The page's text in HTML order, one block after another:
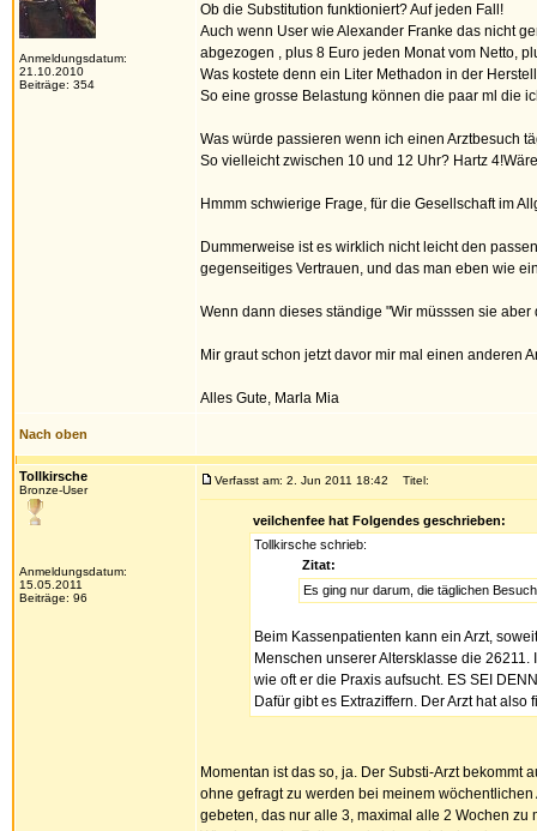
Anmeldungsdatum:
21.10.2010
Beiträge: 354
Ob die Substitution funktioniert? Auf jeden Fall!
Auch wenn User wie Alexander Franke das nicht
abgezogen , plus 8 Euro jeden Monat vom Netto,
Was kostete denn ein Liter Methadon in der
So eine grosse Belastung können die paar ml die
Was würde passieren wenn ich einen Arztbesuch
So vielleicht zwischen 10 und 12 Uhr? Hartz
Hmmm schwierige Frage, für die Gesellschaft im
Dummerweise ist es wirklich nicht leicht den
gegenseitiges Vertrauen, und das man eben wie
Wenn dann dieses ständige "Wir müsssen sie
Mir graut schon jetzt davor mir mal einen anderen
Alles Gute, Marla Mia
Nach oben
Tollkirsche
Bronze-User
Anmeldungsdatum:
15.05.2011
Beiträge: 96
Verfasst am: 2. Jun 2011 18:42 Titel:
veilchenfee hat Folgendes geschrieben:
Tollkirsche schrieb:
Zitat:
Es ging nur darum, die täglichen
Beim Kassenpatienten kann ein Arzt,
Menschen unserer Altersklasse die
wie oft er die Praxis aufsucht. ES SEI
Dafür gibt es Extraziffern. Der Arzt hat
Momentan ist das so, ja. Der Substi-Arzt bekommt
ohne gefragt zu werden bei meinem
gebeten, das nur alle 3, maximal alle 2 Wochen